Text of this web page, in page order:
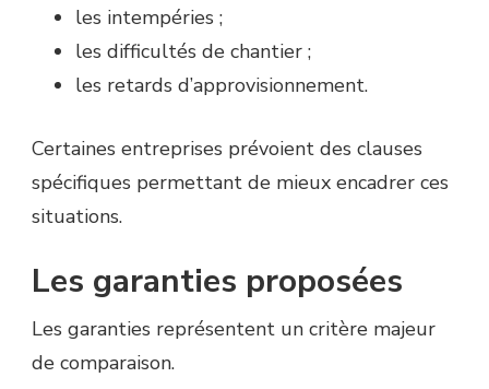
les intempéries ;
les difficultés de chantier ;
les retards d’approvisionnement.
Certaines entreprises prévoient des clauses
spécifiques permettant de mieux encadrer ces
situations.
Les garanties proposées
Les garanties représentent un critère majeur
de comparaison.